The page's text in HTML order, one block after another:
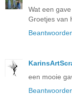
Wat een
Groetjes van
een mooie